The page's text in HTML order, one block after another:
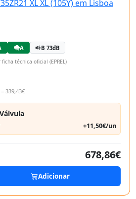
A B 73dB
ficha técnica oficial (EPREL)
339,43€
+11,50€/un
678,86€
Adicionar